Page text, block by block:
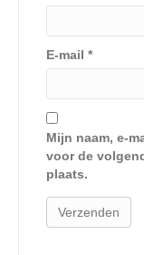
E-mail *
Mijn naam, e-
voor de
plaats.